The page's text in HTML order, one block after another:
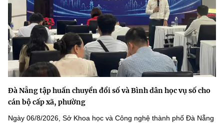
Đà Nẵng tập huấn chuyển đổi số và Bình dân học vụ số cho
cán bộ cấp xã, phường
Ngày 06/8/2026, Sở Khoa học và Công nghệ thành phố Đà Nẵng